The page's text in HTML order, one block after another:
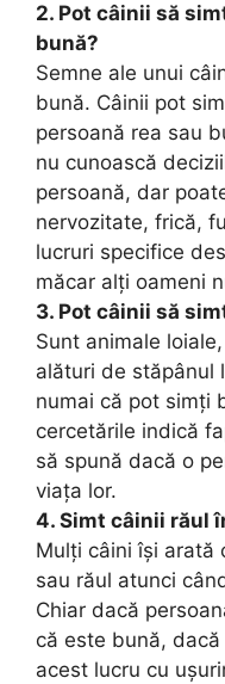
2. Pot câinii să
bună?
Semne ale unui
bună. Câinii pot
persoană rea sau
nu cunoască
persoană, dar
nervozitate, frică,
lucruri specifice
măcar alți oameni
3. Pot câinii să
Sunt animale
alături de stăpânul
numai că pot simți
cercetările indică
să spună dacă o
viața lor.
4. Simt câinii răul
Mulți câini își arată
sau răul atunci
Chiar dacă
că este bună,
acest lucru cu